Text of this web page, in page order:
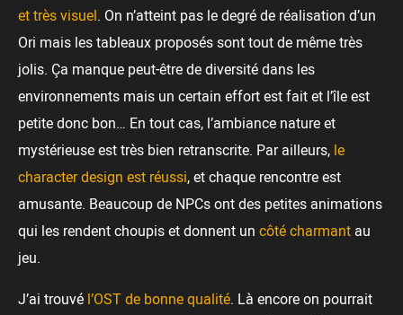
et très visuel. On n’atteint pas le degré de réalisation d’un
Ori mais les tableaux proposés sont tout de même très
jolis. Ça manque peut-être de diversité dans les
environnements mais un certain effort est fait et l’île est
petite donc bon… En tout cas, l’ambiance nature et
mystérieuse est très bien retranscrite. Par ailleurs, le
character design est réussi, et chaque rencontre est
amusante. Beaucoup de NPCs ont des petites animations
qui les rendent choupis et donnent un côté charmant au
jeu.
J’ai trouvé l’OST de bonne qualité. Là encore on pourrait